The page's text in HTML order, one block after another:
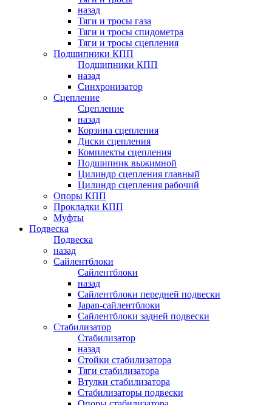
назад
Тяги и тросы газа
Тяги и тросы спидометра
Тяги и тросы сцепления
Подшипники КПП
Подшипники КПП
назад
Синхронизатор
Сцепление
Сцепление
назад
Корзина сцепления
Диски сцепления
Комплекты сцепления
Подшипник выжимной
Цилиндр сцепления главный
Цилиндр сцепления рабочий
Опоры КПП
Прокладки КПП
Муфты
Подвеска
Подвеска
назад
Сайлентблоки
Сайлентблоки
назад
Сайлентблоки передней подвески
Japan-сайлентблоки
Сайлентблоки задней подвески
Стабилизатор
Стабилизатор
назад
Стойки стабилизатора
Тяги стабилизатора
Втулки стабилизатора
Стабилизаторы подвески